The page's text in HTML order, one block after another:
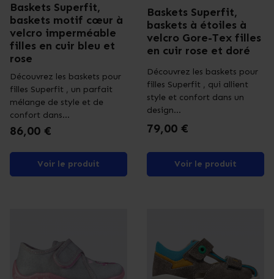
Baskets Superfit,
baskets motif cœur à
velcro imperméable
filles en cuir bleu et
rose
Découvrez les baskets pour
filles Superfit , un parfait
mélange de style et de
confort dans...
Prix
86,00 €
Voir le produit
Baskets Superfit,
baskets à étoiles à
velcro Gore-Tex filles
en cuir rose et doré
Découvrez les baskets pour
filles Superfit , qui allient
style et confort dans un
design...
Prix
79,00 €
Voir le produit